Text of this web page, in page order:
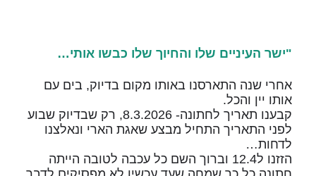
"ישר העיניים שלו והחיוך שלו כבשו אותי…
אחרי שנה התארסנו באותו מקום בדיוק, בים עם
אותו יין והכל.
קבענו תאריך לחתונה- 8.3.2026, רק שבדיוק שבוע
לפני התאריך התחיל מבצע שאגת הארי ונאלצנו
לדחות…
הזזנו ל12.4 וברוך השם כל עכבה לטובה הייתה